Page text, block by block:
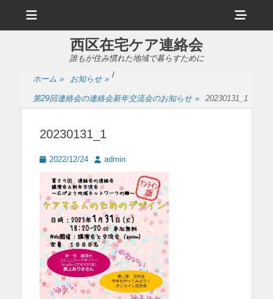
ュ
ヘ
ッ
サ
イ
西区在宅ケア連絡会
誰もが住み慣れた地域で暮らすために
ホーム » お知らせ » /
第29回連絡会の連絡会新年交流会のお知らせ » 20230131_1
20230131_1
投 2022/12/24
投
者
admin